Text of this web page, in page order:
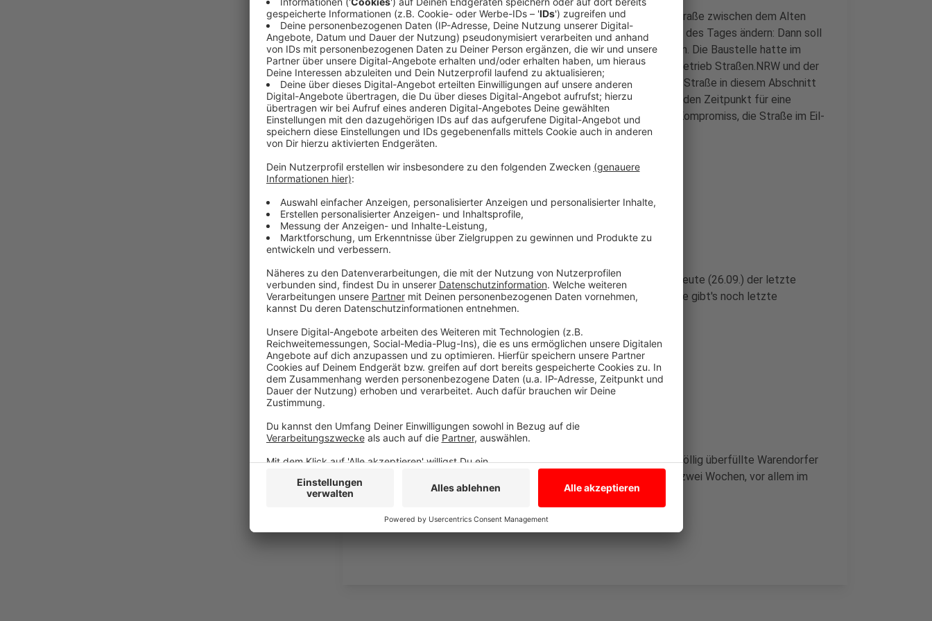
Noch stehen Baustellenschilder und -zäune auf der Wolbecker Straße zwischen dem Alten
Mühlenweg und der Werse. Das soll sich morgen (27.09.) im Laufe des Tages ändern: Dann soll
die Straße hier fertig saniert und die Baustelle abgeschlossen sein. Die Baustelle hatte im
Vorfeld für Gesprächsbedarf zwischen dem zuständigen Landesbetrieb Straßen.NRW und der
Stadt Münster gesorgt. Der Landesbetrieb wollte die Wolbecker Straße in diesem Abschnitt
unbedingt noch vor dem Winter sanieren. Die Stadt Münster fand den Zeitpunkt für eine
wochenlange Baustelle unglücklich gewählt. Am Ende gab's den Kompromiss, die Straße im Eil-
Tempo von nur zwei Wochen zu sanieren.
Anzeige
Baustelle in 14 Tagen
Anzeige
Das schafft der Landesbetrieb nur fast! Eigentlich sollte schon heute (26.09.) der letzte
Baustellen-Tag sein, stattdessen ist er nun morgen (27.09.). Heute gibt's noch letzte
Asphaltarbeiten, morgen kommen die Pfeile und Linien drauf.
Anzeige
Umwege kosten Autofahrer:innen Nerven
Umwege führen Autofahrer:innen derzeit über die ohnehin schon völlig überfüllte Warendorfer
Straße an der Baustelle vorbei. Auf ihr staut es sich dadurch seit zwei Wochen, vor allem im
Berufsverkehr, immens!
Anzeige